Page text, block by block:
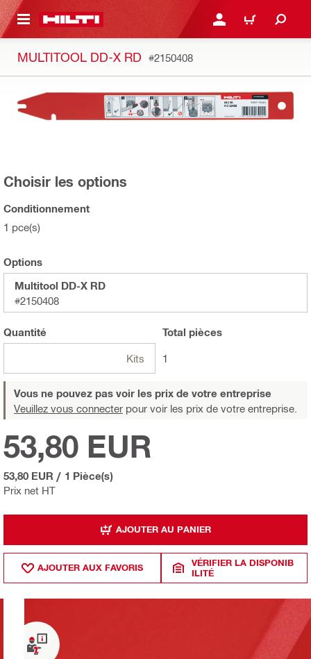
SE CONNECTER OU
PANIER
MULTITOOL DD-X RD #2150408
Choisir les options
Conditionnement
1 pce(s)
Options
Multitool DD-X RD
#2150408
Quantité
Kits
Total pièces
1
Vous ne pouvez pas voir les prix de votre entreprise
Veuillez vous connecter pour voir les prix de votre entreprise.
Prix net HT
53,80 EUR
53,80 EUR / 1 Pièce(s)
AJOUTER AU PANIER
AJOUTER AUX FAVORIS
VÉRIFIER LA DISPONIB
ILITÉ